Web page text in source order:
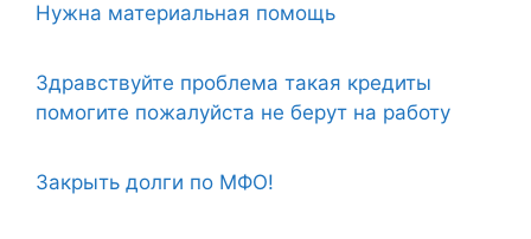
Нужна материальная помощь
Здравствуйте проблема такая кредиты
помогите пожалуйста не берут на работу
Закрыть долги по МФО!